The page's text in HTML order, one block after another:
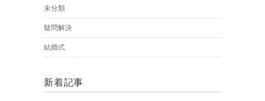
未分類
疑問解決
結婚式
新着記事